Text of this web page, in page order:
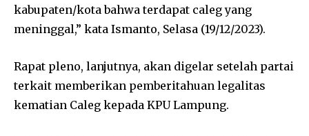
kabupaten/kota bahwa terdapat caleg yang
meninggal,” kata Ismanto, Selasa (19/12/2023).
Rapat pleno, lanjutnya, akan digelar setelah partai
terkait memberikan pemberitahuan legalitas
kematian Caleg kepada KPU Lampung.